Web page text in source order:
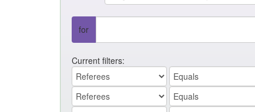
for
Current filters: